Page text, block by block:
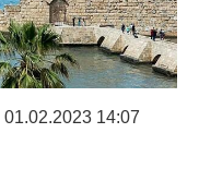
01.02.2023 14:07